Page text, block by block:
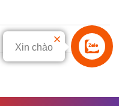
finish mờ lì tự nhiên,
Matte, son bám
chứa glycerin, squalane
Liên hệ
Xin chào